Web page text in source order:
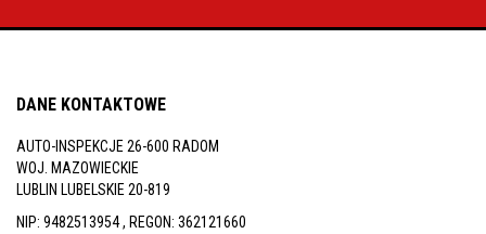
DANE KONTAKTOWE
AUTO-INSPEKCJE 26-600 RADOM
WOJ. MAZOWIECKIE
LUBLIN LUBELSKIE 20-819
NIP: 9482513954 , REGON: 362121660